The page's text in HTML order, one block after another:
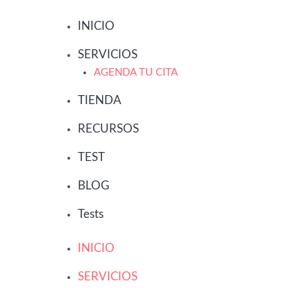
INICIO
SERVICIOS
AGENDA TU CITA
TIENDA
RECURSOS
TEST
BLOG
Tests
INICIO
SERVICIOS